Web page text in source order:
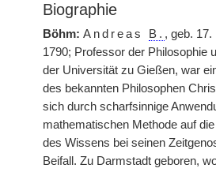
Biographie
Böhm: Andreas B. , geb. 17.
1790; Professor der Philosophie
der Universität zu Gießen, war
des bekannten Philosophen
sich durch scharfsinnige
mathematischen Methode auf
des Wissens bei seinen
Beifall. Zu Darmstadt geboren,